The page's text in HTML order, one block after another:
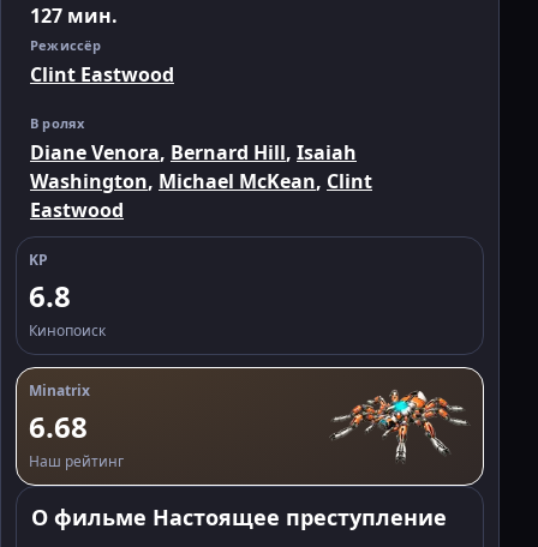
127 мин.
Режиссёр
Clint Eastwood
В ролях
Diane Venora, Bernard Hill, Isaiah
Washington, Michael McKean, Clint
Eastwood
KP
6.8
Кинопоиск
Minatrix
6.68
Наш рейтинг
О фильме Настоящее преступление